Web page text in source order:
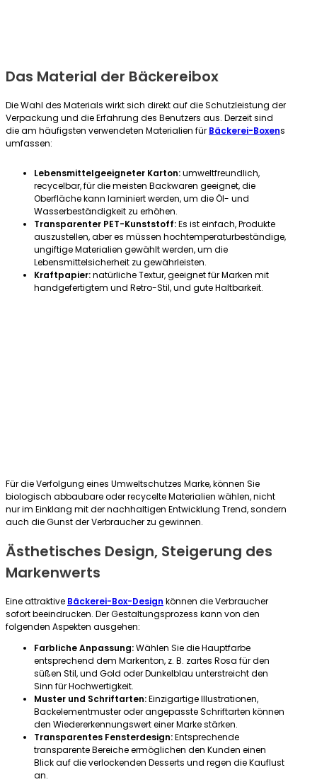
Das Material der Bäckereibox
Die Wahl des Materials wirkt sich direkt auf die Schutzleistung der
Verpackung und die Erfahrung des Benutzers aus. Derzeit sind
die am häufigsten verwendeten Materialien für Bäckerei-Boxens
umfassen:
Lebensmittelgeeigneter Karton:umweltfreundlich,
recycelbar, für die meisten Backwaren geeignet, die
Oberfläche kann laminiert werden, um die Öl- und
Wasserbeständigkeit zu erhöhen.
Transparenter PET-Kunststoff:Es ist einfach, Produkte
auszustellen, aber es müssen hochtemperaturbeständige,
ungiftige Materialien gewählt werden, um die
Lebensmittelsicherheit zu gewährleisten.
Kraftpapier:natürliche Textur, geeignet für Marken mit
handgefertigtem und Retro-Stil, und gute Haltbarkeit.
Für die Verfolgung eines Umweltschutzes Marke, können Sie
biologisch abbaubare oder recycelte Materialien wählen, nicht
nur im Einklang mit der nachhaltigen Entwicklung Trend, sondern
auch die Gunst der Verbraucher zu gewinnen.
Ästhetisches Design, Steigerung des
Markenwerts
Eine attraktive Bäckerei-Box-Design können die Verbraucher
sofort beeindrucken. Der Gestaltungsprozess kann von den
folgenden Aspekten ausgehen:
Farbliche Anpassung:Wählen Sie die Hauptfarbe
entsprechend dem Markenton, z. B. zartes Rosa für den
süßen Stil, und Gold oder Dunkelblau unterstreicht den
Sinn für Hochwertigkeit.
Muster und Schriftarten:Einzigartige Illustrationen,
Backelementmuster oder angepasste Schriftarten können
den Wiedererkennungswert einer Marke stärken.
Transparentes Fensterdesign:Entsprechende
transparente Bereiche ermöglichen den Kunden einen
Blick auf die verlockenden Desserts und regen die Kauflust
an.